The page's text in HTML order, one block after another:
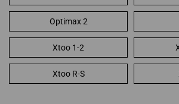
Optimax 2
Xtoo 1-2
Xtoo R-S